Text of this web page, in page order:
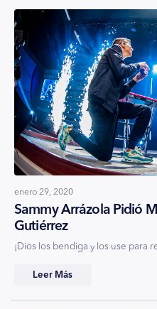
enero 29, 2020
Sammy Arrázola Pidió
Gutiérrez
¡Dios los bendiga y los use para
Leer Más